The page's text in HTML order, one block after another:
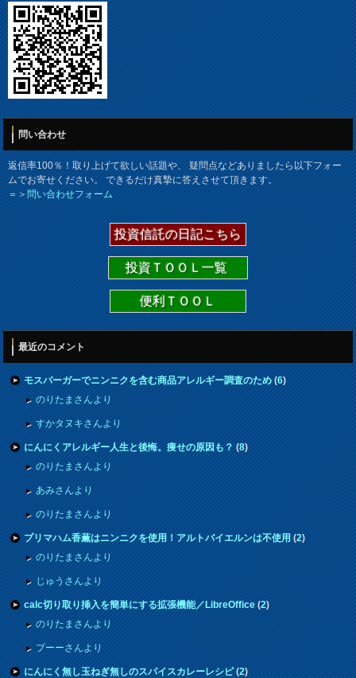
問い合わせ
返信率100％！取り上げて欲しい話題や、 疑問点などありましたら以下フォー
ムでお寄せください。 できるだけ真摯に答えさせて頂きます。
＝＞問い合わせフォーム
投資信託の日記こちら
投資ＴＯＯＬ一覧
便利ＴＯＯＬ
最近のコメント
モスバーガーでニンニクを含む商品アレルギー調査のため(6)
のりたまさんより
すかタヌキさんより
にんにくアレルギー人生と後悔。痩せの原因も？(8)
のりたまさんより
あみさんより
のりたまさんより
プリマハム香薫はニンニクを使用！アルトバイエルンは不使用(2)
のりたまさんより
じゅうさんより
calc切り取り挿入を簡単にする拡張機能／LibreOffice(2)
のりたまさんより
プーーさんより
にんにく無し玉ねぎ無しのスパイスカレーレシピ(2)